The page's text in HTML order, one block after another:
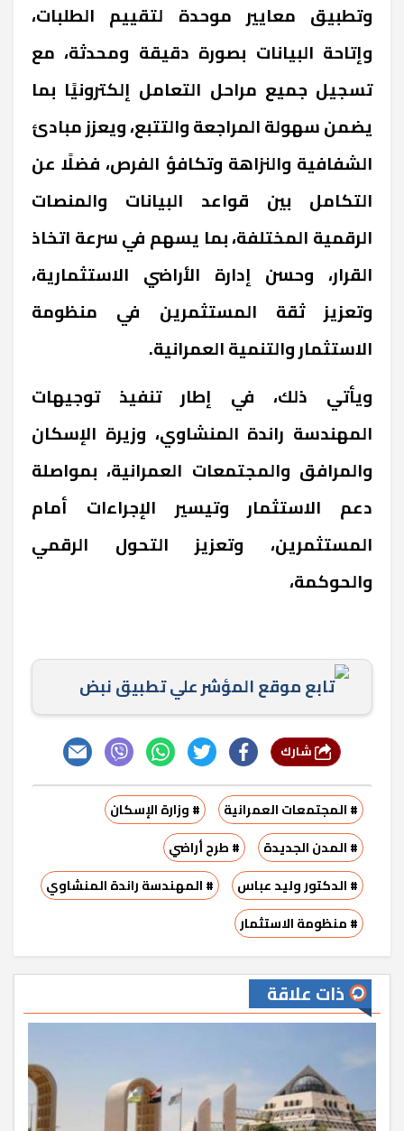
وتطبيق معايير موحدة لتقييم الطلبات،
وإتاحة البيانات بصورة دقيقة ومحدثة، مع
تسجيل جميع مراحل التعامل إلكترونيًا بما
يضمن سهولة المراجعة والتتبع، ويعزز مبادئ
الشفافية والنزاهة وتكافؤ الفرص، فضلًا عن
التكامل بين قواعد البيانات والمنصات
الرقمية المختلفة، بما يسهم في سرعة اتخاذ
القرار، وحسن إدارة الأراضي الاستثمارية،
وتعزيز ثقة المستثمرين في منظومة
الاستثمار والتنمية العمرانية.
ويأتي ذلك، في إطار تنفيذ توجيهات
المهندسة راندة المنشاوي، وزيرة الإسكان
والمرافق والمجتمعات العمرانية، بمواصلة
دعم الاستثمار وتيسير الإجراءات أمام
المستثمرين، وتعزيز التحول الرقمي
والحوكمة،
تابع موقع المؤشر علي تطبيق نبض
# المجتمعات العمرانية
# وزارة الإسكان
# المدن الجديدة
# طرح أراضي
# الدكتور وليد عباس
# المهندسة راندة المنشاوي
# منظومة الاستثمار
ذات علاقة